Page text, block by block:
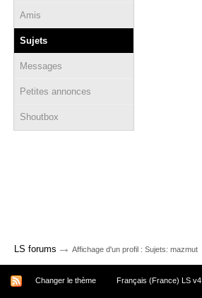
Amis
Sujets
Messages
Petites annonces
Shoutbox
LS forums → Affichage d'un profil : Sujets: mazmut
Changer le thème Français (France) LS v4